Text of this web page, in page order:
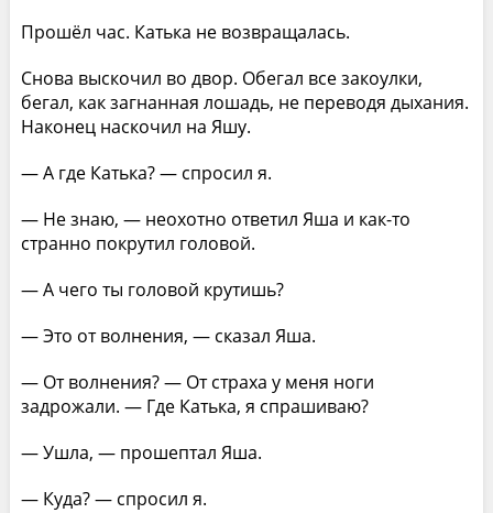
Прошёл час. Катька не возвращалась.
Снова выскочил во двор. Обегал все закоулки,
бегал, как загнанная лошадь, не переводя дыхания.
Наконец наскочил на Яшу.
— А где Катька? — спросил я.
— Не знаю, — неохотно ответил Яша и как-то
странно покрутил головой.
— А чего ты головой крутишь?
— Это от волнения, — сказал Яша.
— От волнения? — От страха у меня ноги
задрожали. — Где Катька, я спрашиваю?
— Ушла, — прошептал Яша.
— Куда? — спросил я.